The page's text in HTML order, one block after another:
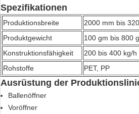
Spezifikationen
Produktionsbreite
2000 mm bis
Produktgewicht
100 gm bis 800
Konstruktionsfähigkeit
200 bis 400 kg/h
Rohstoffe
PET, PP
Ausrüstung der
Ballenöffner
Voröffner